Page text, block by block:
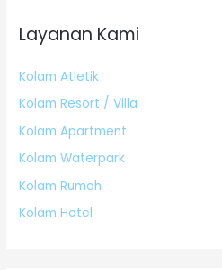
Layanan Kami
Kolam Atletik
Kolam Resort / Villa
Kolam Apartment
Kolam Waterpark
Kolam Rumah
Kolam Hotel